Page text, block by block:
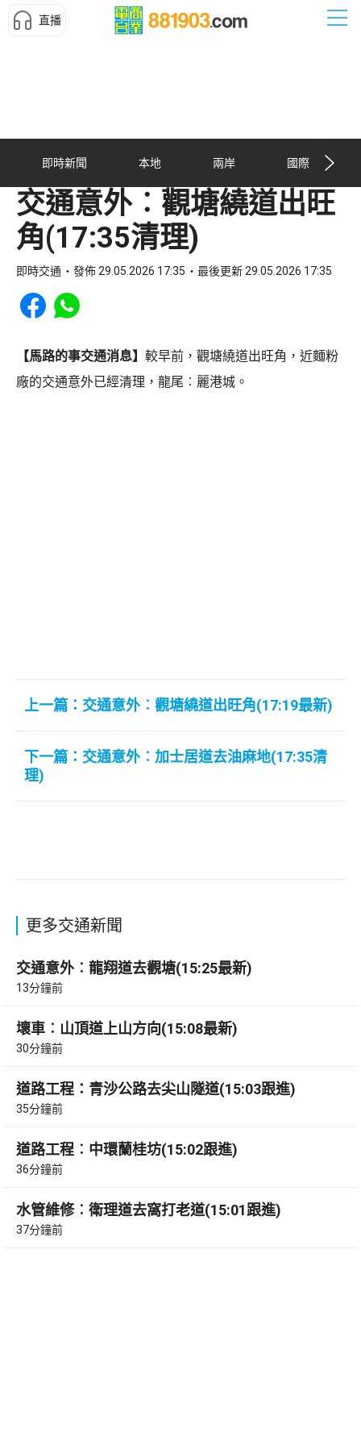
直播
即時新聞 本地 兩岸 國際
交通意外︰觀塘繞道出旺
角(17:35清理)
即時交通 發佈 29.05.2026 17:35 最後更新 29.05.2026 17:35
Share to Facebook
Share to WhatsApp
【馬路的事交通消息】 較早前，觀塘繞道出旺角，近麵粉
廠的交通意外已經清理，龍尾︰麗港城。
上一篇：交通意外︰觀塘繞道出旺角(17:19最新)
下一篇：交通意外︰加士居道去油麻地(17:35清
理)
更多交通新聞
交通意外︰龍翔道去觀塘(15:25最新)
13分鐘前
壞車︰山頂道上山方向(15:08最新)
30分鐘前
道路工程：青沙公路去尖山隧道(15:03跟進)
35分鐘前
道路工程︰中環蘭桂坊(15:02跟進)
36分鐘前
水管維修︰衛理道去窩打老道(15:01跟進)
37分鐘前